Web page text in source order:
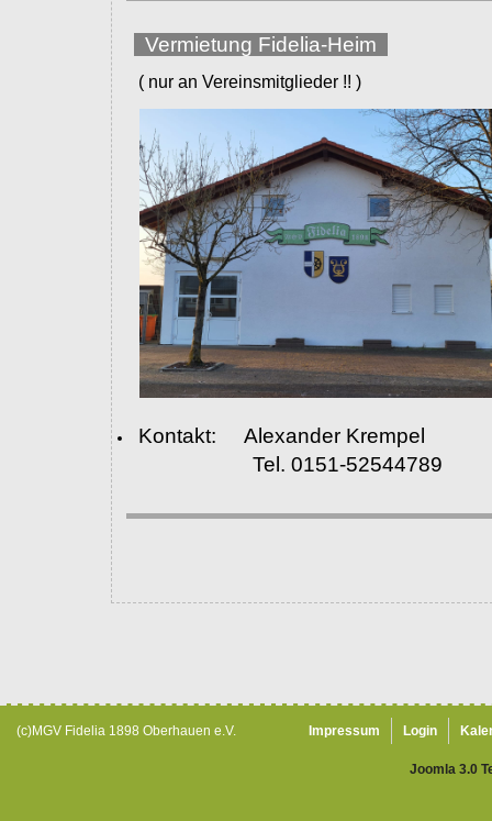
Vermietung Fidelia-Heim
( nur an Vereinsmitglieder !! )
Kontakt: Alexander Krempel
Tel. 0151-52544789
(c)MGV Fidelia 1898 Oberhauen e.V. Impressum Login
Joomla 3.0